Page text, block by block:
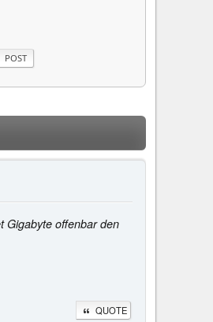
Gigabyte offenbar den
QUOTE